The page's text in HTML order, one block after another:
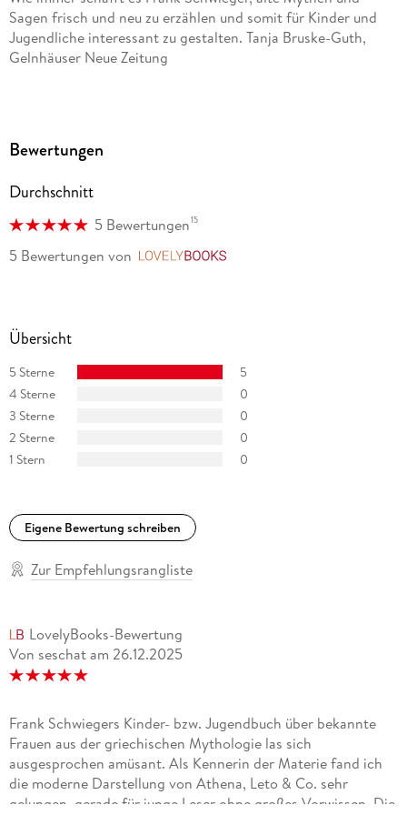
Sagen frisch und neu zu erzählen und somit für Kinder und
Jugendliche interessant zu gestalten. Tanja Bruske-Guth,
Gelnhäuser Neue Zeitung
griechische Mythologie und wird durch die comigartigen
Evangelisches Literaturportal e. V.
Bewertungen
Durchschnitt
5 Bewertungen15
5 Bewertungen von
Übersicht
5 Sterne
5
4 Sterne
0
3 Sterne
0
2 Sterne
0
1 Stern
0
Eigene Bewertung schreiben
Zur Empfehlungsrangliste
LovelyBooks-Bewertung
Von seschat am 26.12.2025
Frank Schwiegers Kinder- bzw. Jugendbuch über bekannte
Frauen aus der griechischen Mythologie las sich
ausgesprochen amüsant. Als Kennerin der Materie fand ich
die moderne Darstellung von Athena, Leto & Co. sehr
gelungen, gerade für junge Leser ohne großes Vorwissen. Die